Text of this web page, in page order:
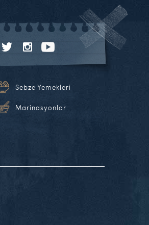
Sebze Yemekleri
Marinasyonlar